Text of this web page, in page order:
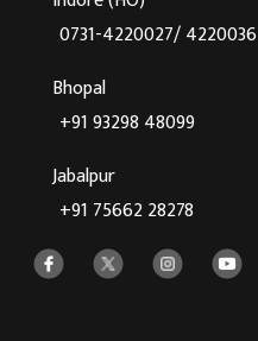
0731-4220027/ 4220036
Bhopal
+91 93298 48099
Jabalpur
+91 75662 28278